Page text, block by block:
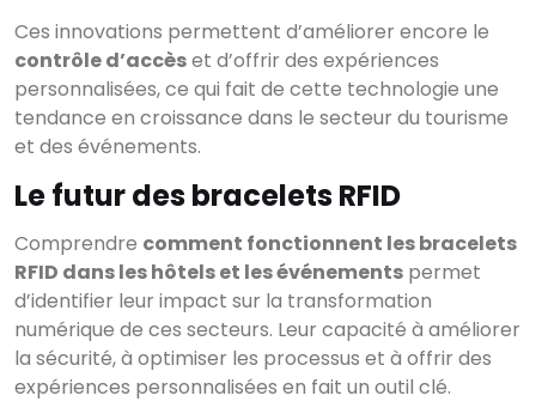
Ces innovations permettent d’améliorer encore le
contrôle d’accèset d’offrir des expériences
personnalisées, ce qui fait de cette technologie une
tendance en croissance dans le secteur du tourisme
et des événements.
Le futur des bracelets RFID
Comprendre comment fonctionnent les bracelets
RFID dans les hôtels et les événements permet
d’identifier leur impact sur la transformation
numérique de ces secteurs. Leur capacité à améliorer
la sécurité, à optimiser les processus et à offrir des
expériences personnalisées en fait un outil clé.